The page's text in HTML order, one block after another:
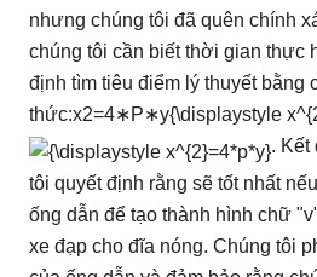
nhưng chúng tôi đã quên chính
chúng tôi cần biết thời gian thực
định tìm tiêu điểm lý thuyết bằng
thức:x2=4∗ P∗y{\displaystyle
. Kết
tôi quyết định rằng sẽ tốt nhất
ống dẫn để tạo thành hình chữ
xe đạp cho đĩa nóng. Chúng tôi